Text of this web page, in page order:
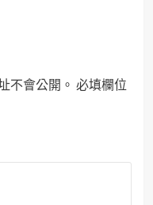
不會公開。 必填欄位